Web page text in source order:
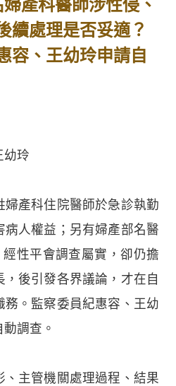
產科醫師涉性侵、
續處理是否妥適？
容、王幼玲申請自
幼玲
產科住院醫師於急診執勤
病人權益；另有婦產部名醫
性平會調查屬實，卻仍擔
後引發各界議論，才在自
務。監察委員紀惠容、王幼
調查。
、主管機關處理過程、結果